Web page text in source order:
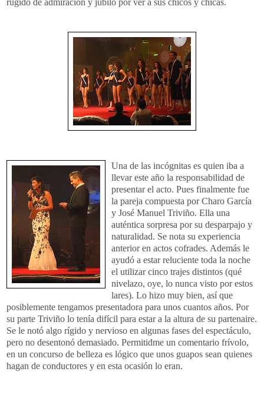
Una de las incógnitas es quien iba a
llevar este año la responsabilidad de
presentar el acto. Pues finalmente fue
la pareja compuesta por Charo García
y José Manuel Triviño. Ella una
auténtica sorpresa por su desparpajo y
naturalidad. Se nota su experiencia
anterior en actos cofrades. Además le
ayudó a estar reluciente toda la noche
el utilizar cinco trajes distintos (qué
nivelazo, oye, lo nunca visto por estos
lares). Lo hizo muy bien, así que
posiblemente tengamos presentadora para unos cuantos años. Por
su parte Triviño lo tenía difícil para estar a la altura de su partenaire.
Se le notó algo rígido y nervioso en algunas fases del espectáculo,
pero no desentonó demasiado. Permitidme un comentario frívolo,
en un concurso de belleza es lógico que unos guapos sean quienes
hagan de conductores y en esta ocasión lo eran.